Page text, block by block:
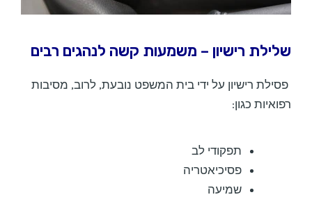
שלילת רישיון – משמעות קשה לנהגים רבים
פסילת רישיון על ידי בית המשפט נובעת, לרוב, מסיבות
רפואיות כגון:
תפקודי לב
פסיכיאטריה
שמיעה